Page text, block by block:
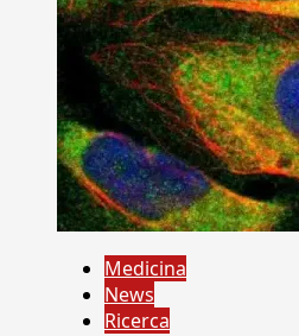
Medicina
News
Ricerca